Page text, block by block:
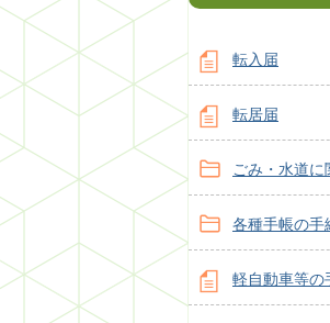
転入届
転居届
ごみ・水道に
各種手帳の手
軽自動車等の